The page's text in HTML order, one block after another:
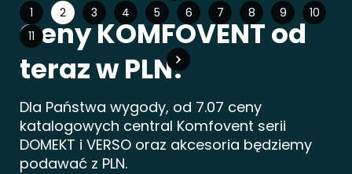
Ceny KOMFOVENT od
teraz w PLN!
Dla Państwa wygody, od 7.07 ceny
katalogowych central Komfovent serii
DOMEKT i VERSO oraz akcesoria będziemy
podawać z PLN.
1 2 3 4 5 6 7 8 9
10
11